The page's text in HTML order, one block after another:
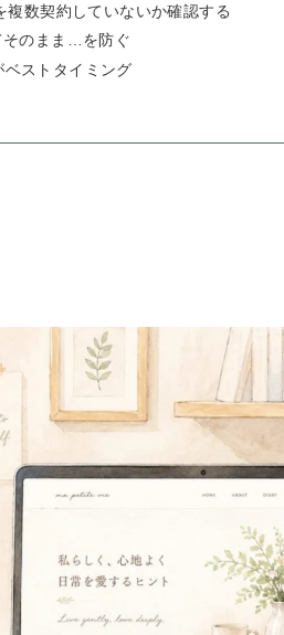
数契約していないか確認する
そのまま…を防ぐ
ストタイミング